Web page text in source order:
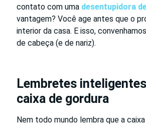
contato com uma desentupidora
vantagem? Você age antes que o
interior da casa. E isso,
de cabeça (e de nariz).
Lembretes
caixa de gordura
Nem todo mundo lembra que a